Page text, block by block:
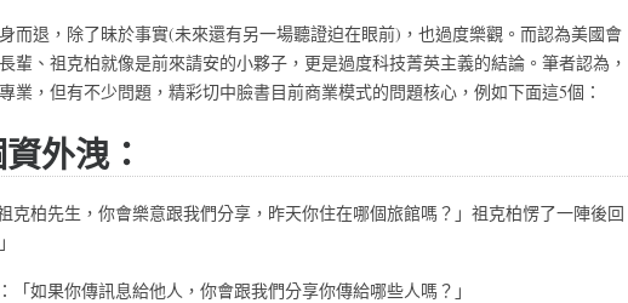
而退，除了昧於事實(未來還有另一場聽證迫在眼前)，也過度樂觀。而認為美國會
輩、祖克柏就像是前來請安的小夥子，更是過度科技菁英主義的結論。筆者認為，
業，但有不少問題，精彩切中臉書目前商業模式的問題核心，例如下面這5個：
外洩：
克柏先生，你會樂意跟我們分享，昨天你住在哪個旅館嗎？」祖克柏愣了一陣後回
「如果你傳訊息給他人，你會跟我們分享你傳給哪些人嗎？」